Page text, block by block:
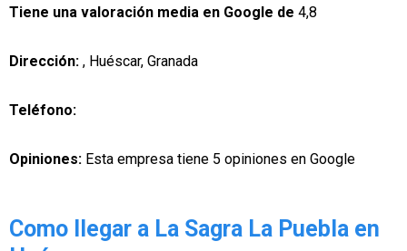
Tiene una valoración media en Google de 4,8
Dirección: , Huéscar, Granada
Teléfono:
Opiniones: Esta empresa tiene 5 opiniones en Google
Como llegar a La Sagra La Puebla en